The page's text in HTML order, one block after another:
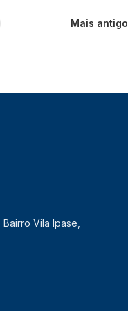
Mais antigo
Vila Ipase,